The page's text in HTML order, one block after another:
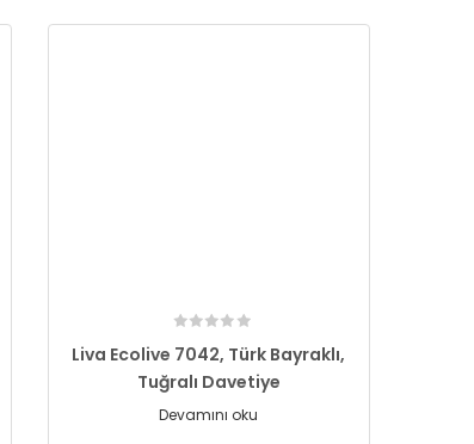
Liva Ecolive 7042, Türk Bayraklı,
Tuğralı Davetiye
Devamını oku